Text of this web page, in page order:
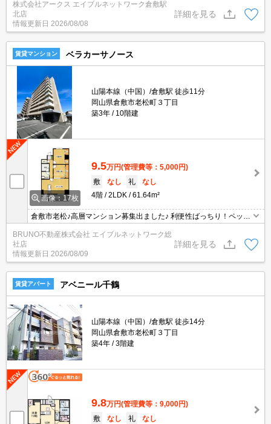
など豊富なので、広々と空間を利用することも可能です。共用部に
はゴミ出し24時間OK・宅配ボックスなどが揃っており、とても充
実しています。好評の駅近物件で、徒歩13分でのアクセスが可能で
す。
株式会社アークス エイブルネットワーク倉敷駅
北店
情報更新日 2026/08/08
詳細を見る
賃貸マンション ベラカーサノース
山陽本線（中国）/倉敷駅 徒歩11分
岡山県倉敷市老松町３丁目
築3年
10階建
画像：17枚
9.5万円(管理費等：5,000円)
敷
なし 礼
なし
4階
2LDK 61.64m²
倉敷市老松♪高層マンション募集出ました♪ 利便性ばっちり！ペット
2匹まで飼育OK♪インターネット使用料無料です♪ ぜひお問合せくだ
さい(*^-^*)♪
BRUNO不動産株式会社 エイブルネットワーク総
社店
情報更新日 2026/08/09
詳細を見る
賃貸アパート アベニール千鶴
山陽本線（中国）/倉敷駅 徒歩14分
岡山県倉敷市老松町３丁目
築4年
3階建
9.8万円(管理費等：9,000円)
敷
なし 礼
なし